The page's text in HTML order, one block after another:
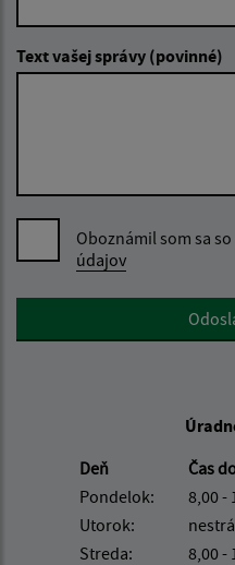
Text vašej správy (povinné)
Oboznámil som sa so
údajov
Google reCaptcha Response
Deň
Čas
Pondelok:
8,00 -
Utorok:
Streda:
8,00 -